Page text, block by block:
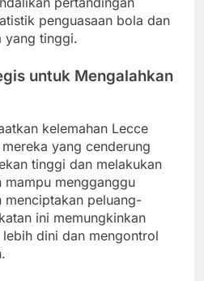
penguasaan bola dan
yang tinggi.
untuk Mengalahkan
kelemahan Lecce
yang cenderung
tinggi dan melakukan
mampu mengganggu
menciptakan peluang-
ini memungkinkan
dini dan mengontrol